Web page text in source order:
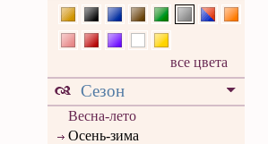
все цвета
Сезон
Весна-лето
Осень-зима